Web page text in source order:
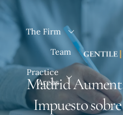
contentThe Firm
Team
Practice
Areas
Madrid
Impuesto